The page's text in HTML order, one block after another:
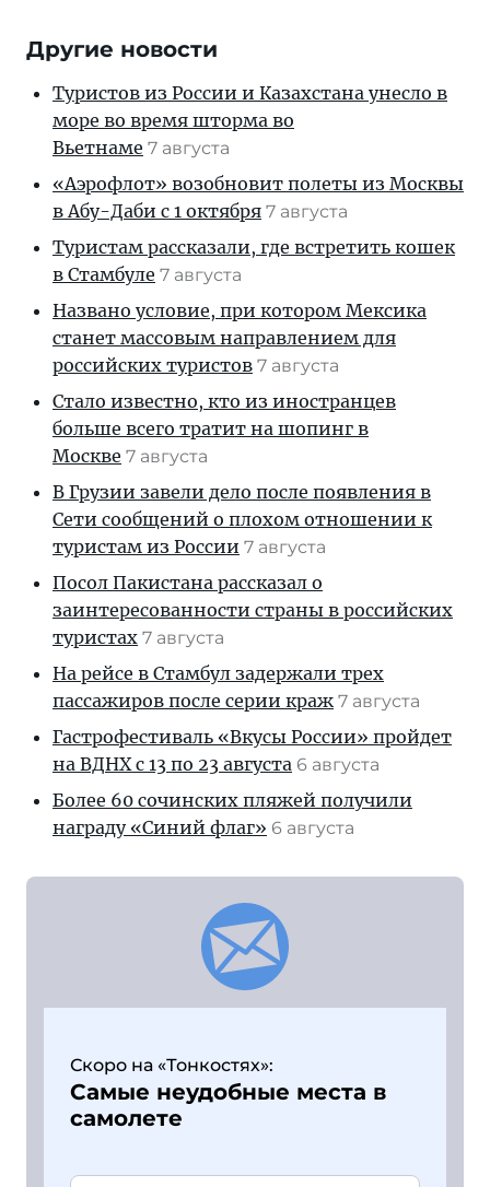
Другие новости
Туристов из России и Казахстана унесло в
море во время шторма во
Вьетнаме 7 августа
«Аэрофлот» возобновит полеты из Москвы
в Абу-Даби с 1 октября 7 августа
Туристам рассказали, где встретить кошек
в Стамбуле 7 августа
Названо условие, при котором Мексика
станет массовым направлением для
российских туристов 7 августа
Стало известно, кто из иностранцев
больше всего тратит на шопинг в
Москве 7 августа
В Грузии завели дело после появления в
Сети сообщений о плохом отношении к
туристам из России 7 августа
Посол Пакистана рассказал о
заинтересованности страны в российских
туристах 7 августа
На рейсе в Стамбул задержали трех
пассажиров после серии краж 7 августа
Гастрофестиваль «Вкусы России» пройдет
на ВДНХ с 13 по 23 августа 6 августа
Более 60 сочинских пляжей получили
награду «Синий флаг» 6 августа
Скоро на «Тонкостях»:
Самые неудобные места в
самолете